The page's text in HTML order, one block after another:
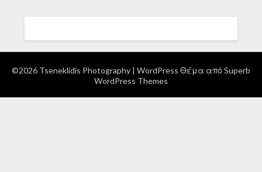
©2026 Tseneklidis Photography | WordPress Θέμα από Superb
WordPress Themes